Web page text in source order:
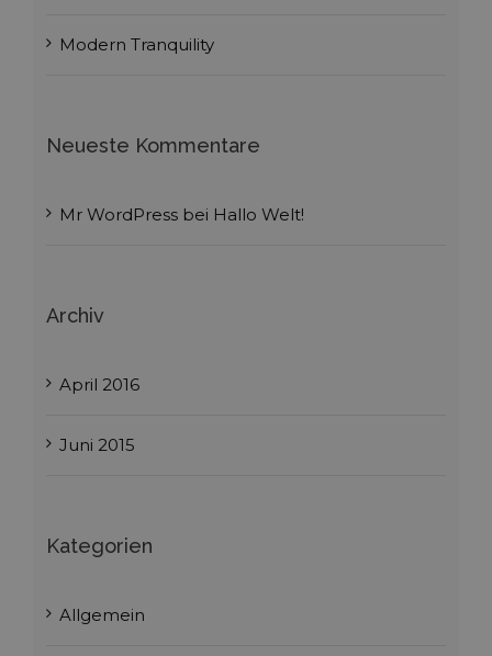
Modern Tranquility
Neueste Kommentare
Mr WordPressbei Hallo Welt!
Archiv
April 2016
Juni 2015
Kategorien
Allgemein